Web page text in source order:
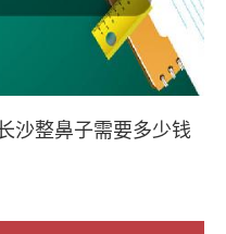
沙整鼻子需要多少钱